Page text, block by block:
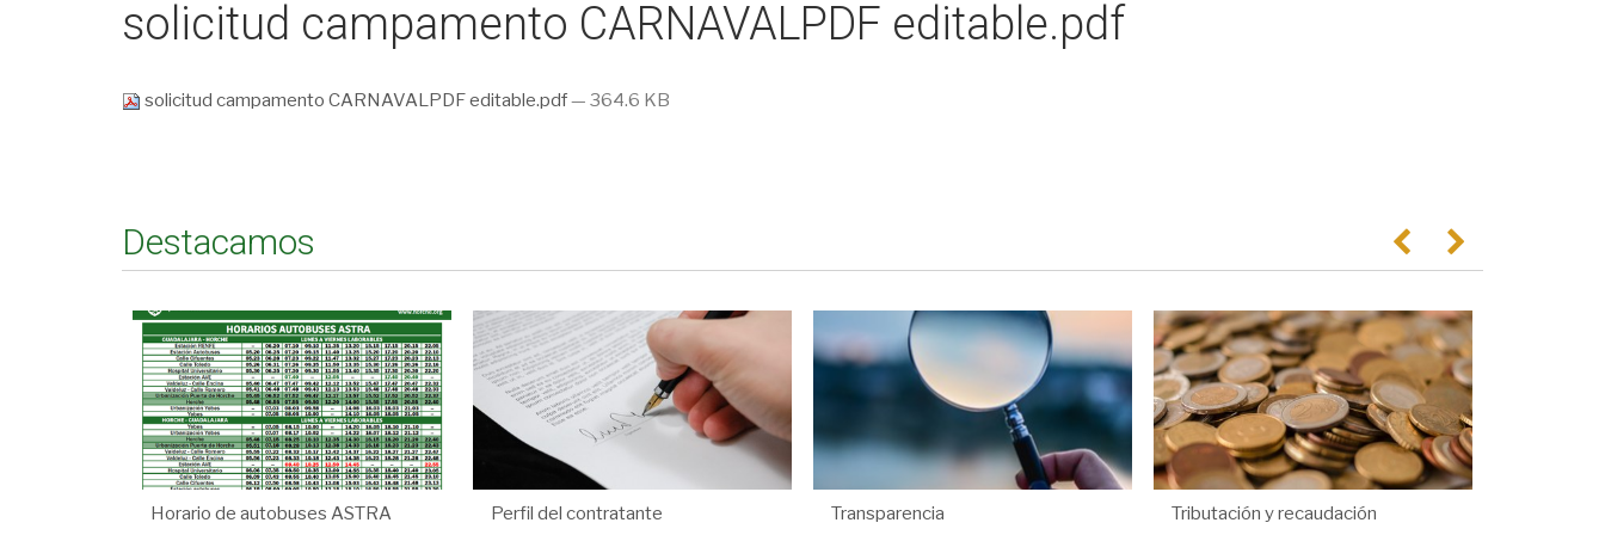
solicitud campamento CARNAVALPDF editable.pdf
solicitud campamento CARNAVALPDF editable.pdf— 364.6 KB
Destacamos Anterior
Horario de autobuses ASTRA Perfil del contratante Transparencia Tributación y recaudación